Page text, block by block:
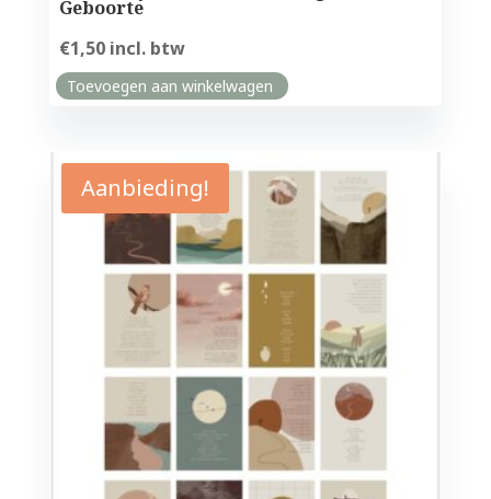
Geboorte
€1,50 incl. btw
Toevoegen aan winkelwagen
Aanbieding!